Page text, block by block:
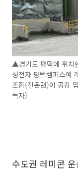
▲경기도 평택에 위치
성전자 평택캠퍼스에
조합(전운련)이 공장
독자)
수도권 레미콘